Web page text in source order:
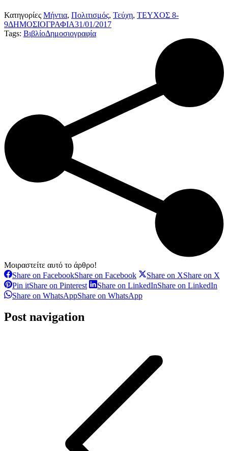
Κατηγορίες Μήντια, Πολιτισμός, Τεύχη, ΤΕΥΧΟΣ 8-
9ΔΗΜΟΣΙΟΓΡΑΦΙΑ31/01/2017
Tags: ΒιβλίοΔημοσιογραφία
Μοιραστείτε αυτό το άρθρο!
Share on FacebookShare on Facebook Share on XShare on X
Pin itShare on Pinterest Share on LinkedInShare on LinkedIn
Share on WhatsAppShare on WhatsApp
Post navigation